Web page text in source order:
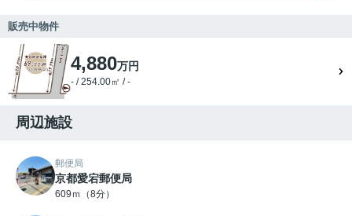
販売中物件
4,880万円
- / 254.00㎡ / -
周辺施設
郵便局
京都愛宕郵便局
609ｍ（8分）